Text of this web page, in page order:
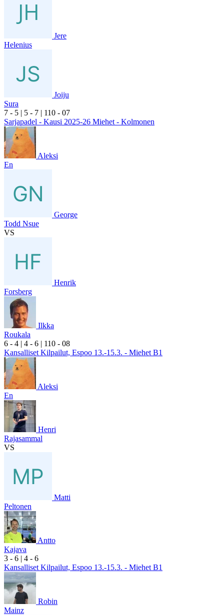
Jere
Helenius
Joiju
Sura
7 - 5 | 5 - 7 | 110 - 07
Sarjapadel - Kausi 2025-26 Miehet - Kolmonen
Aleksi
En
George
Todd Nsue
VS
Henrik
Forsberg
Ilkka
Roukala
6 - 4 | 4 - 6 | 110 - 08
Kansalliset Kilpailut, Espoo 13.-15.3. - Miehet B1
Aleksi
En
Henri
Rajasammal
VS
Matti
Peltonen
Antto
Kajava
3 - 6 | 4 - 6
Kansalliset Kilpailut, Espoo 13.-15.3. - Miehet B1
Robin
Mainz